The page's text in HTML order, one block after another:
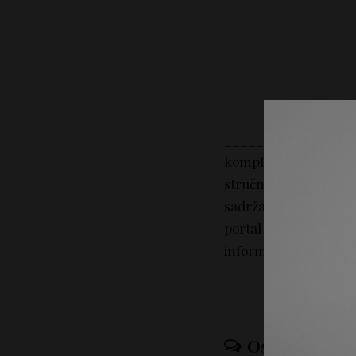
kompletan sadržaj
stručni savet. Portal
sadržaj tekstova na
portal Lepotica.rs
informacija iz
Ostavi